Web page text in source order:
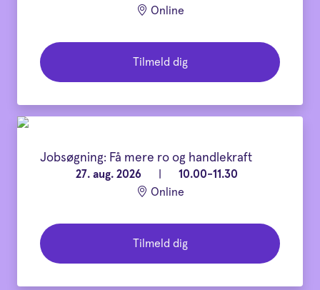
Online
Tilmeld dig
Jobsøgning: Få mere ro og handlekraft
27. aug. 2026
10.00-11.30
Online
Tilmeld dig